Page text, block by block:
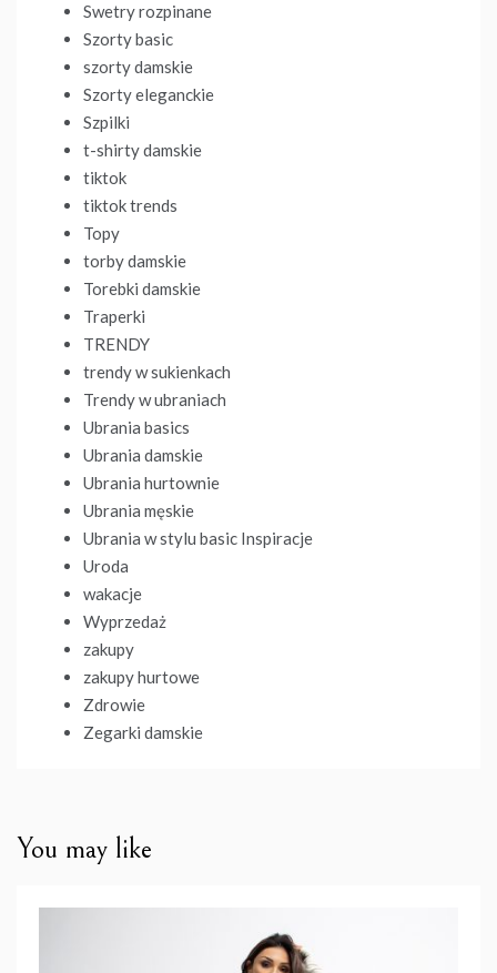
Swetry rozpinane
Szorty basic
szorty damskie
Szorty eleganckie
Szpilki
t-shirty damskie
tiktok
tiktok trends
Topy
torby damskie
Torebki damskie
Traperki
TRENDY
trendy w sukienkach
Trendy w ubraniach
Ubrania basics
Ubrania damskie
Ubrania hurtownie
Ubrania męskie
Ubrania w stylu basic Inspiracje
Uroda
wakacje
Wyprzedaż
zakupy
zakupy hurtowe
Zdrowie
Zegarki damskie
You may like